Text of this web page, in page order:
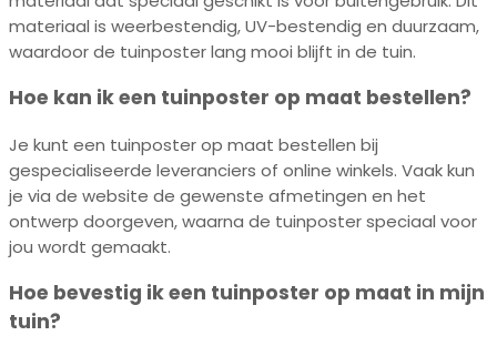
materiaal is weerbestendig, UV-bestendig en duurzaam,
waardoor de tuinposter lang mooi blijft in de tuin.
Hoe kan ik een tuinposter op maat bestellen?
Je kunt een tuinposter op maat bestellen bij
gespecialiseerde leveranciers of online winkels. Vaak kun
je via de website de gewenste afmetingen en het
ontwerp doorgeven, waarna de tuinposter speciaal voor
jou wordt gemaakt.
Hoe bevestig ik een tuinposter op maat in mijn
tuin?